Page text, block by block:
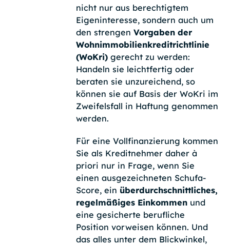
nicht nur aus berechtigtem
Eigeninteresse, sondern auch um
den strengen Vorgaben der
Wohnimmobilienkreditrichtlinie
(WoKri) gerecht zu werden:
Handeln sie leichtfertig oder
beraten sie unzureichend, so
können sie auf Basis der WoKri im
Zweifelsfall in Haftung genommen
werden.
Für eine Vollfinanzierung kommen
Sie als Kreditnehmer daher à
priori nur in Frage, wenn Sie
einen ausgezeichneten Schufa-
Score, ein überdurchschnittliches,
regelmäßiges Einkommenund
eine gesicherte berufliche
Position vorweisen können. Und
das alles unter dem Blickwinkel,